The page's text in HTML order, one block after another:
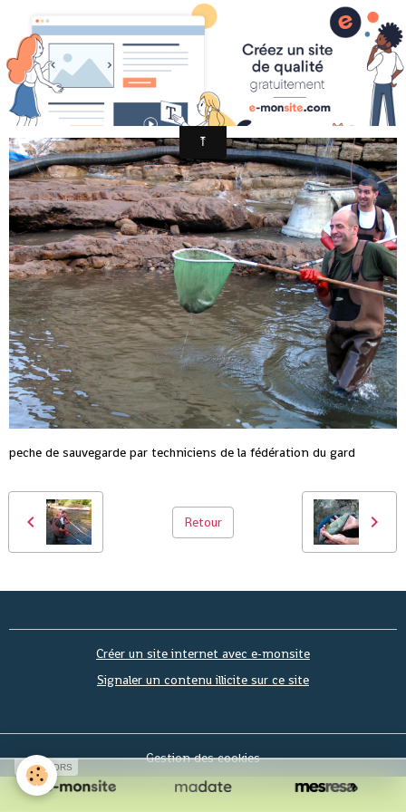
PICT0046
peche de sauvegarde par techniciens de la fédération du gard
Retour
Créer un site internet avec e-monsite
Signaler un contenu illicite sur ce site
Gestion des cookies
SPONSORS